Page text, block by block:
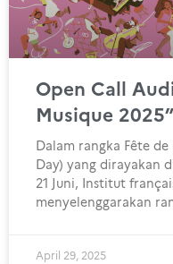
Open Call
Musique 2025”
Dalam rangka Fête
Day) yang dirayakan
21 Juni, Institut
menyelenggarakan
April 29, 2025